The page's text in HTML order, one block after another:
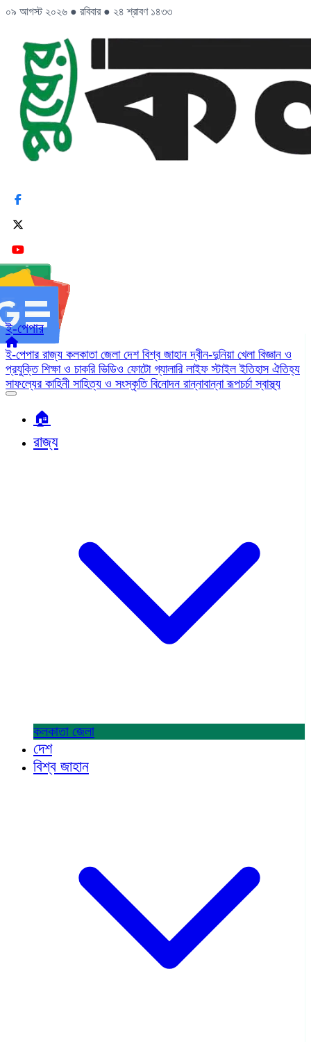
০৯ আগস্ট ২০২৬ ● রবিবার ● ২৪ শ্রাবণ ১৪৩৩
ই-পেপার
ই-পেপার রাজ্য কলকাতা জেলা দেশ বিশ্ব জাহানদ্বীন-দুনিয়া খেলা বিজ্ঞান ও
প্রযুক্তি শিক্ষা ও চাকরি ভিডিও ফোটো গ্যালারি লাইফ স্টাইলইতিহাস ঐতিহ্য
সাফল্যের কাহিনী সাহিত্য ও সংস্কৃতি বিনোদন রান্নাবান্নারূপচর্চাস্বাস্থ্য
🏠︎
রাজ্য
কলকাতা জেলা
দেশ
বিশ্ব জাহান